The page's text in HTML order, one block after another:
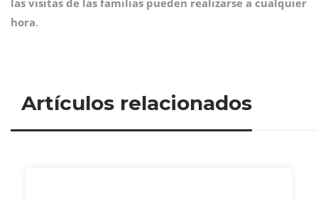
las visitas de las familias pueden realizarse a cualquier
hora.
Artículos relacionados